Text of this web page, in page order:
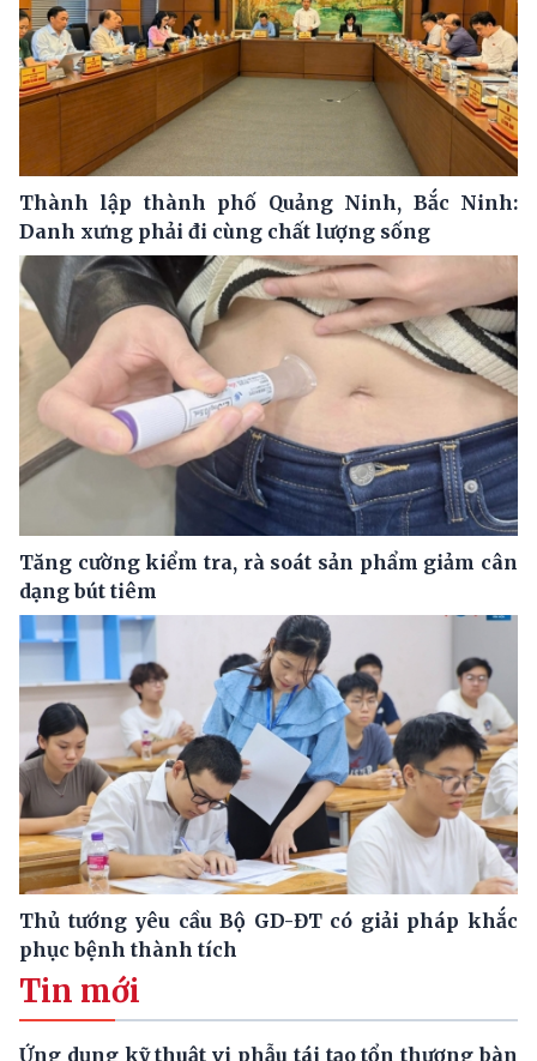
Thành lập thành phố Quảng Ninh, Bắc Ninh:
Danh xưng phải đi cùng chất lượng sống
Tăng cường kiểm tra, rà soát sản phẩm giảm cân
dạng bút tiêm
Thủ tướng yêu cầu Bộ GD-ĐT có giải pháp khắc
phục bệnh thành tích
Tin mới
Ứng dụng kỹ thuật vi phẫu tái tạo tổn thương bàn